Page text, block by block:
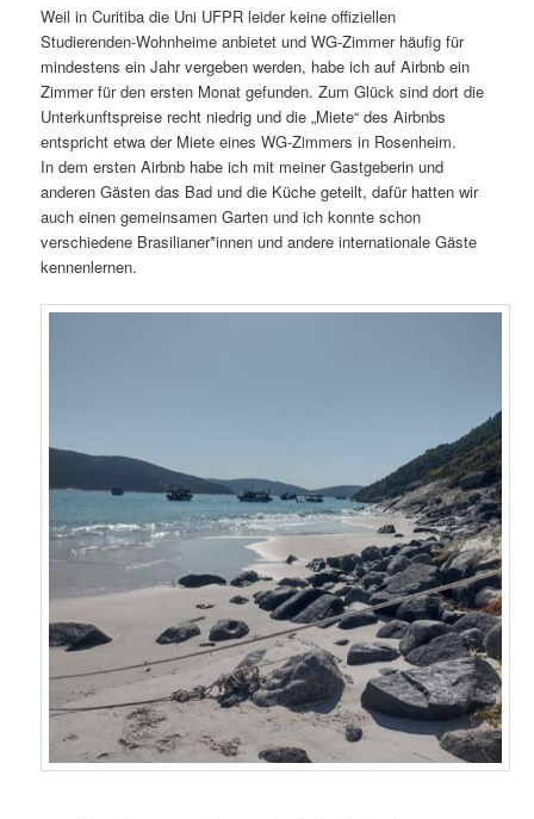
Weil in Curitiba die Uni UFPR leider keine offiziellen
Studierenden-Wohnheime anbietet und WG-Zimmer häufig für
mindestens ein Jahr vergeben werden, habe ich auf Airbnb ein
Zimmer für den ersten Monat gefunden. Zum Glück sind dort die
Unterkunftspreise recht niedrig und die „Miete“ des Airbnbs
entspricht etwa der Miete eines WG-Zimmers in Rosenheim.
In dem ersten Airbnb habe ich mit meiner Gastgeberin und
anderen Gästen das Bad und die Küche geteilt, dafür hatten wir
auch einen gemeinsamen Garten und ich konnte schon
verschiedene Brasilianer*innen und andere internationale Gäste
kennenlernen.